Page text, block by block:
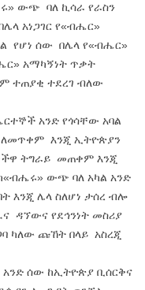
ውጭ ባለ ኪሳራ የራስን
አነጋገር የ«ብሔር»
የሆነ ሰው በሌላ የ«ብሔር»
አማካኝነት ጥቃት
ተጠያቂ ተደረገ ብለው
አንድ የጎሳቸው አባል
ለመጥቀም እንጂ ኢትዮጵያን
ትግራይ መጠቀም እንጂ
ውጭ ባለ አካል አንድ
እንጂ ሌላ ስለሆነ ታሰረ ብሎ
ዳኘውና የደኅንነት መስሪያ
ካለው ጩኸት በላይ አስረጂ
ሰው ከኢትዮጵያ ቢሰርቅና